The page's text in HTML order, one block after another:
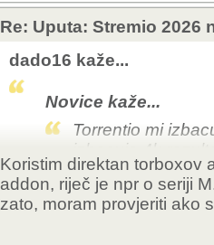
Re: Uputa: Stremio 2026
dado16 kaže...
Novice kaže...
Torrentio mi
izbacuje 4k
za vecinu toga ima
addon(meni on uvijek
Koristim direktan torboxov
addon, riječ je npr o seriji
zato, moram provjeriti ako